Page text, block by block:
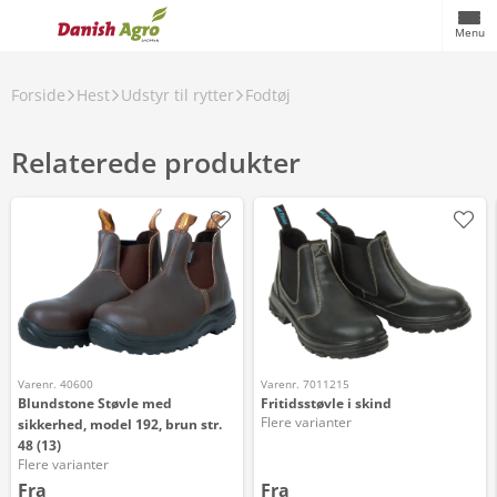
Menu
Forside Hest Udstyr til rytter Fodtøj
Relaterede produkter
Varenr. 40600
Blundstone Støvle med
sikkerhed, model 192, brun str.
48 (13)
Flere varianter
Fra
Varenr. 7011215
Fritidsstøvle i skind
Flere varianter
Fra